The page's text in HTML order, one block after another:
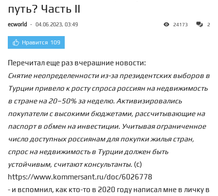
путь? Часть II
ecworld - 04.06.2023, 03:49 24173 2
Нравится 109
Перечитал еще раз вчерашние новости:
Снятие неопределенности из-за президентских выборов в
Турции привело к росту спроса россиян на недвижимость
в стране на 20–50% за неделю. Активизировались
покупатели с высокими бюджетами, рассчитывающие на
паспорт в обмен на инвестиции. Учитывая ограниченное
число доступных россиянам для покупки жилья стран,
спрос на недвижимость в Турции должен быть
устойчивым, считают консультанты. (с)
https://www.kommersant.ru/doc/6026778
- и вспомнил, как кто-то в 2020 году написал мне в личку в